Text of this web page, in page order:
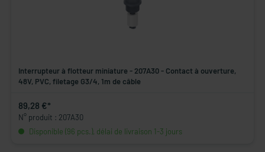
Interrupteur à flotteur miniature - 207A30 - Contact à ouverture,
48V, PVC, filetage G3/4, 1m de câble
89,28 €*
N° produit : 207A30
Disponible (96 pcs.), délai de livraison 1-3 jours